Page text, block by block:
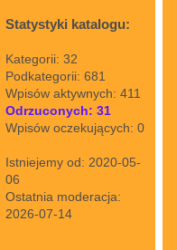
Statystyki katalogu:
Kategorii: 32
Podkategorii: 681
Wpisów aktywnych: 411
Odrzuconych: 31
Wpisów oczekujących: 0
Istniejemy od: 2020-05-
06
Ostatnia moderacja:
2026-07-14